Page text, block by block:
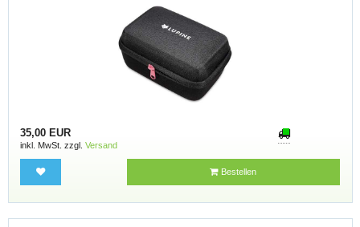
35,00 EUR
inkl. MwSt. zzgl. Versand
Bestellen